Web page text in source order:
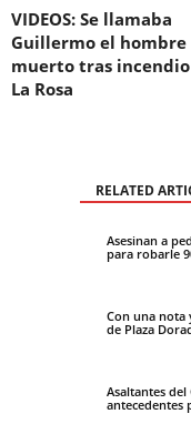
VIDEOS: Se llamaba
Guillermo el hombre
muerto tras
La Rosa
RELATED
Asesinan a
para robarle
Con una nota
de Plaza
Asaltantes
antecedentes